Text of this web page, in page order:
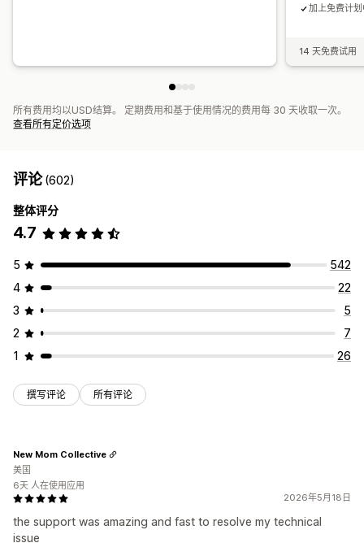
加上免费计
14 天免费试用
所有费用均以USD结算。 定期费用和基于使用情况的费用每 30 天收取一次。
查看所有定价选项
评论(602)
整体评分
4.7
5
542
4
22
3
5
2
7
1
26
撰写评论 所有评论
2026年5月18日
the support was amazing and fast to resolve my technical
issue
New Mom Collective
美国
6天 人在使用应用